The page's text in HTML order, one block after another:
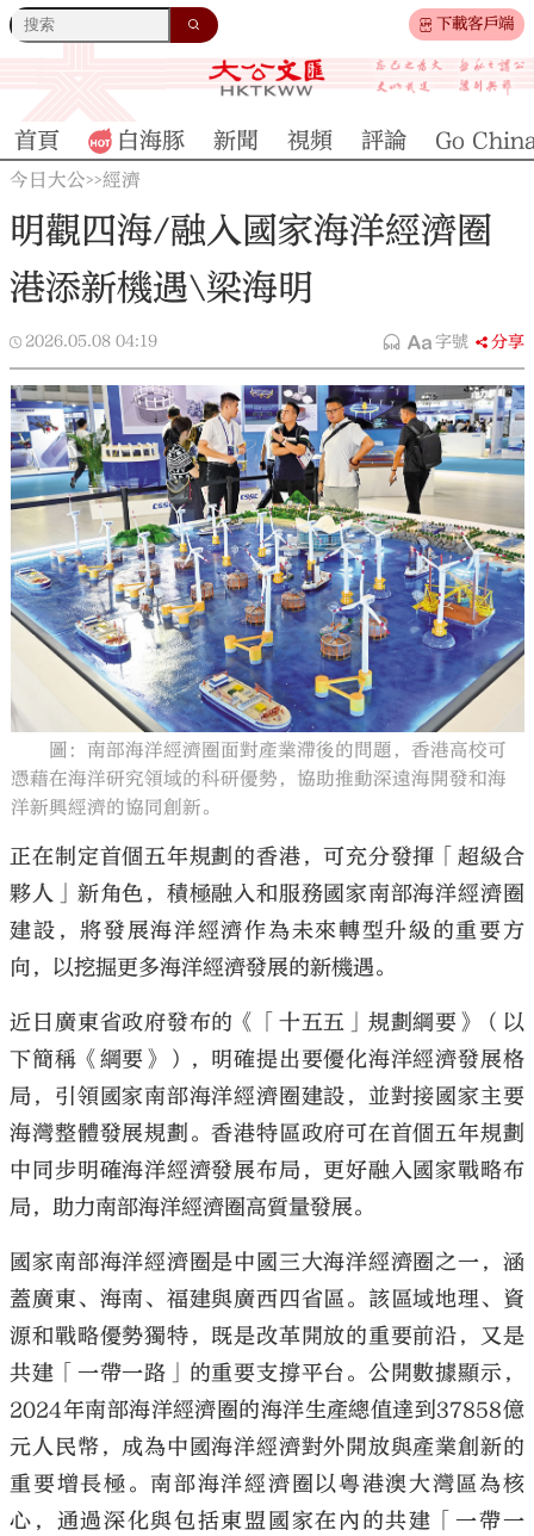
下載客戶端
大公文匯
首頁 白海豚 新聞 視頻 評論 Go
今日大公>>經濟
明觀四海/融入國家海洋經濟圈
港添新機遇\梁海明
2026.05.08 04:19 字號 分享
圖：南部海洋經濟圈面對產業滯後的問題，香港高校可
憑藉在海洋研究領域的科研優勢，協助推動深遠海開發和海
洋新興經濟的協同創新。
正在制定首個五年規劃的香港，可充分發揮「超級合
夥人」新角色，積極融入和服務國家南部海洋經濟圈
建設，將發展海洋經濟作為未來轉型升級的重要方
向，以挖掘更多海洋經濟發展的新機遇。
近日廣東省政府發布的《「十五五」規劃綱要》（以
下簡稱《綱要》），明確提出要優化海洋經濟發展格
局，引領國家南部海洋經濟圈建設，並對接國家主要
海灣整體發展規劃。香港特區政府可在首個五年規劃
中同步明確海洋經濟發展布局，更好融入國家戰略布
局，助力南部海洋經濟圈高質量發展。
國家南部海洋經濟圈是中國三大海洋經濟圈之一，涵
蓋廣東、海南、福建與廣西四省區。該區域地理、資
源和戰略優勢獨特，既是改革開放的重要前沿，又是
共建「一帶一路」的重要支撐平台。公開數據顯示，
2024年南部海洋經濟圈的海洋生產總值達到37858億
元人民幣，成為中國海洋經濟對外開放與產業創新的
重要增長極。南部海洋經濟圈以粵港澳大灣區為核
心，通過深化與包括東盟國家在內的共建「一帶一